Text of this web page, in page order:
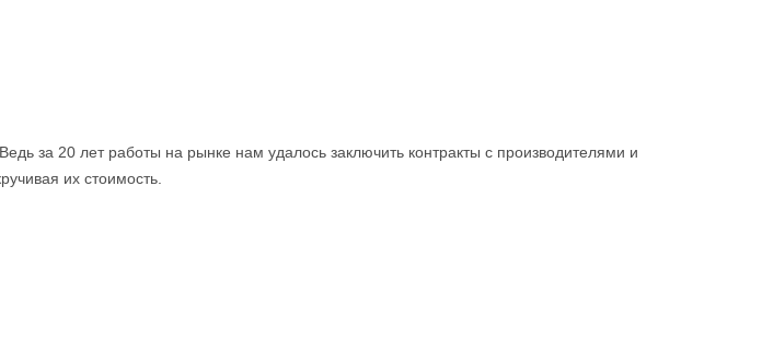
за 20 лет работы на рынке нам удалось заключить контракты с производителями и
их стоимость.